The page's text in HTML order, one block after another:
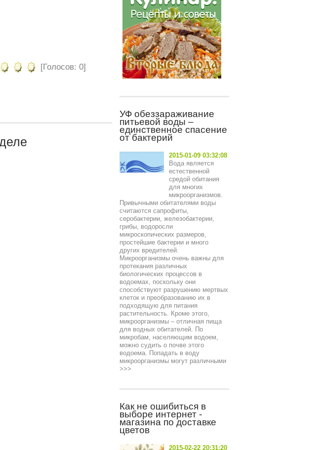
[Голосов: 0]
УФ обеззараживание
питьевой воды –
единственное спасение
от бактерий
2015-01-09 03:32:08
Вода является
естественной
средой обитания
для многих
микроорганизмов.
Привычными обитателями воды
считаются сапрофиты,
серобактерии, железобактерии,
грибы, водоросли
микроскопических размеров,
простейшие бактерии и много
других вредителей.
Микроорганизмы очень важны для
протекания различных
биологических процессов в
водоемах, поскольку они
способствуют разрушению мертвых
клеток и преобразованию их в
подходящую для питания
растительность. Кроме этого,
микроорганизмы – отличная пища
для водных обитателей. По
микробам, населяющим водоем,
можно судить о почве этого
водоема. Попадать в воду
микроорганизмы могут различными
>>>
Как не ошибиться в
выборе интернет -
магазина по доставке
цветов
2015-02-22 20:31:20